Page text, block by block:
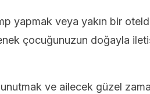
yapmak veya yakın bir
çocuğunuzun doğayla
ve ailecek güzel